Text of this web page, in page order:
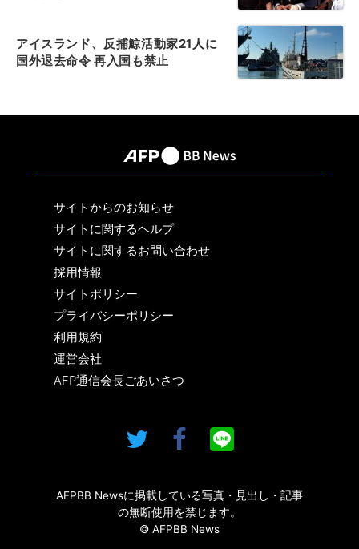
アイスランド、反捕鯨活動家21人に
国外退去命令 再入国も禁止
サイトからのお知らせ
サイトに関するヘルプ
サイトに関するお問い合わせ
採用情報
サイトポリシー
プライバシーポリシー
利用規約
運営会社
AFP通信会長ごあいさつ
AFPBB Newsに掲載している写真・見出し・記事
の無断使用を禁じます。
© AFPBB News